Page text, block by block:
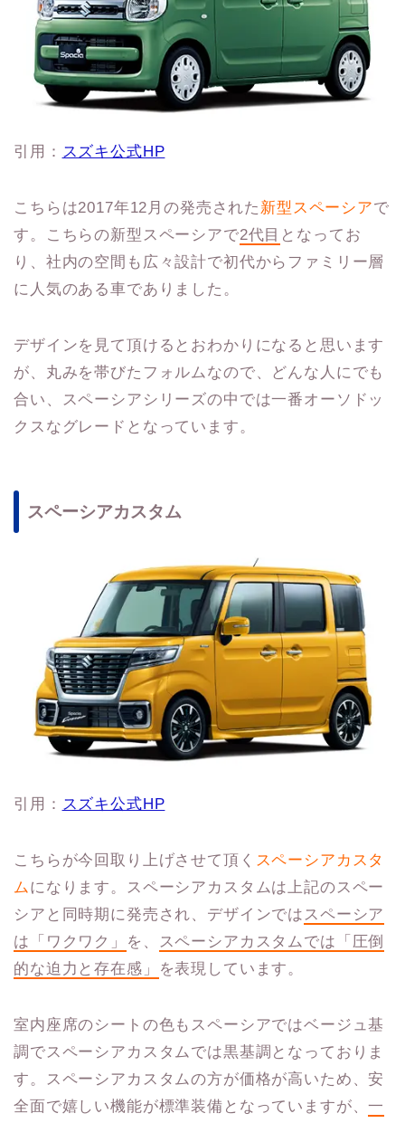
引用： スズキ公式HP
こちらは2017年12月の発売された 新型スペーシアで
す。こちらの新型スペーシアで2代目 となってお
り、社内の空間も広々設計で初代からファミリー層
に人気のある車でありました。
デザインを見て頂けるとおわかりになると思います
が、丸みを帯びたフォルムなので、どんな人にでも
合い、スペーシアシリーズの中では一番オーソドッ
クスなグレードとなっています。
スペーシアカスタム
引用： スズキ公式HP
こちらが今回取り上げさせて頂く スペーシアカスタ
ムになります。スペーシアカスタムは上記のスペー
シアと同時期に発売され、デザインではスペーシア
は「ワクワク」
を、 スペーシアカスタムでは「圧倒
的な迫力と存在感」
を表現しています。
室内座席のシートの色もスペーシアではベージュ基
調でスペーシアカスタムでは黒基調となっておりま
す。スペーシアカスタムの方が価格が高いため、安
全面で嬉しい機能が標準装備となっていますが、一